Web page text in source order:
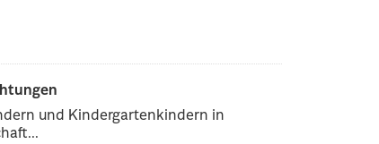
und Kindergartenkindern in